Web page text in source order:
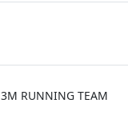
3M RUNNING TEAM